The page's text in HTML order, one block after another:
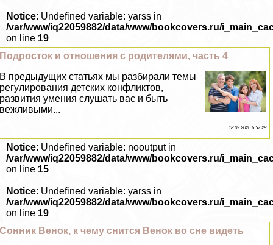
Notice: Undefined variable: yarss in
/var/www/iq22059882/data/www/bookcovers.ru/
on line 19
Подросток и отношения с родителями, часть 4
В предыдущих статьях мы разбирали темы
регулирования детских конфликтов,
развития умения слушать вас и быть
вежливыми...
18 07 2026 6:57:29
Notice: Undefined variable: nooutput in
/var/www/iq22059882/data/www/bookcovers.ru/
on line 15
Notice: Undefined variable: yarss in
/var/www/iq22059882/data/www/bookcovers.ru/
on line 19
Сонник Венок, к чему снится Венок во сне видеть